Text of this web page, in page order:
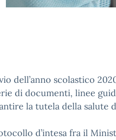
dell’anno scolastico
di documenti, linee
la tutela della salute
d’intesa fra il